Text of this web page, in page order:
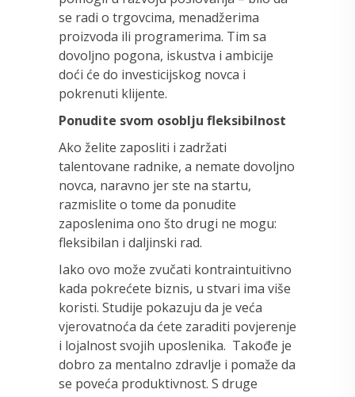
se radi o trgovcima, menadžerima
proizvoda ili programerima. Tim sa
dovoljno pogona, iskustva i ambicije
doći će do investicijskog novca i
pokrenuti klijente.
Ponudite svom osoblju fleksibilnost
Ako želite zaposliti i zadržati
talentovane radnike, a nemate dovoljno
novca, naravno jer ste na startu,
razmislite o tome da ponudite
zaposlenima ono što drugi ne mogu:
fleksibilan i daljinski rad.
Iako ovo može zvučati kontraintuitivno
kada pokrećete biznis, u stvari ima više
koristi. Studije pokazuju da je veća
vjerovatnoća da ćete zaraditi povjerenje
i lojalnost svojih uposlenika. Takođe je
dobro za mentalno zdravlje i pomaže da
se poveća produktivnost. S druge